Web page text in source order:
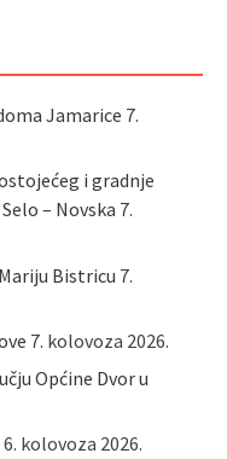
Jamarice 7.
i gradnje
– Novska 7.
Bistricu 7.
7. kolovoza 2026.
Općine Dvor u
6. kolovoza 2026.